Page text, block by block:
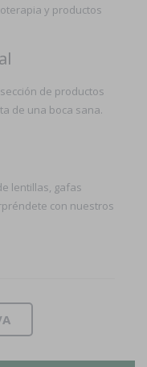
y productos
de productos
de una boca sana.
lentillas, gafas
con nuestros